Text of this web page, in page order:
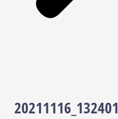
20211116_132401